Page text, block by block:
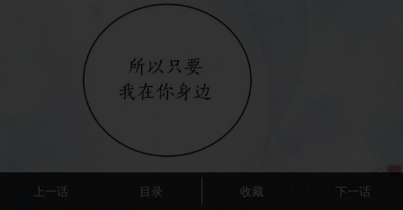
上一话 目录 收藏 下一话